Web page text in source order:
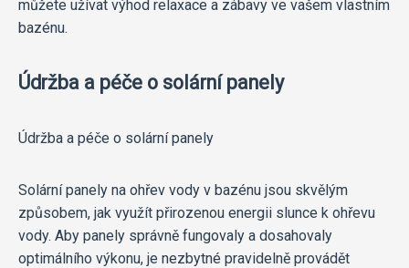
můžete užívat výhod relaxace a zábavy ve vašem vlastním
bazénu.
Údržba a péče o solární panely
Údržba a péče o solární panely
Solární panely na ohřev vody v bazénu jsou skvělým
způsobem, jak využít přirozenou energii slunce k ohřevu
vody. Aby panely správně fungovaly a dosahovaly
optimálního výkonu, je nezbytné pravidelně provádět